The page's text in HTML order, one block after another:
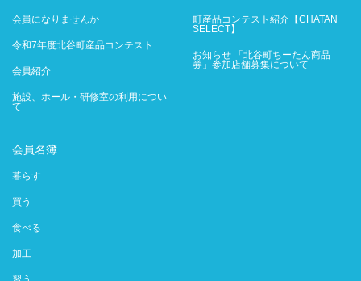
会員になりませんか
令和7年度北谷町産品コンテスト
会員紹介
施設、ホール・研修室の利用につい
て
町産品コンテスト紹介【CHATAN
SELECT】
お知らせ 「北谷町ちーたん商品
券」参加店舗募集について
会員名簿
暮らす
買う
食べる
加工